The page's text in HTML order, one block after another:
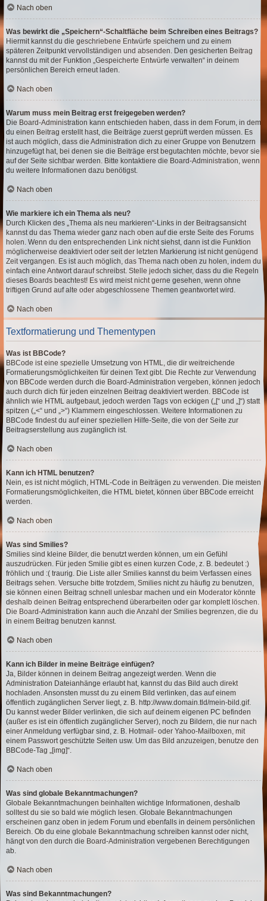
Nach oben
Was bewirkt die „Speichern“-Schaltfläche beim Schreiben eines Beitrags?
Hiermit kannst du die geschriebene Entwürfe speichern und zu einem
späteren Zeitpunkt vervollständigen und absenden. Den gesicherten Beitrag
kannst du mit der Funktion „Gespeicherte Entwürfe verwalten“ in deinem
persönlichen Bereich erneut laden.
Nach oben
Warum muss mein Beitrag erst freigegeben werden?
Die Board-Administration kann entschieden haben, dass in dem Forum, in dem
du einen Beitrag erstellt hast, die Beiträge zuerst geprüft werden müssen. Es
ist auch möglich, dass die Administration dich zu einer Gruppe von Benutzern
hinzugefügt hat, bei denen sie die Beiträge erst begutachten möchte, bevor sie
auf der Seite sichtbar werden. Bitte kontaktiere die Board-Administration, wenn
du weitere Informationen dazu benötigst.
Nach oben
Wie markiere ich ein Thema als neu?
Durch Klicken des „Thema als neu markieren“-Links in der Beitragsansicht
kannst du das Thema wieder ganz nach oben auf die erste Seite des Forums
holen. Wenn du den entsprechenden Link nicht siehst, dann ist die Funktion
möglicherweise deaktiviert oder seit der letzten Markierung ist nicht genügend
Zeit vergangen. Es ist auch möglich, das Thema nach oben zu holen, indem du
einfach eine Antwort darauf schreibst. Stelle jedoch sicher, dass du die Regeln
dieses Boards beachtest! Es wird meist nicht gerne gesehen, wenn ohne
triftigen Grund auf alte oder abgeschlossene Themen geantwortet wird.
Nach oben
Textformatierung und Thementypen
Was ist BBCode?
BBCode ist eine spezielle Umsetzung von HTML, die dir weitreichende
Formatierungsmöglichkeiten für deinen Text gibt. Die Rechte zur Verwendung
von BBCode werden durch die Board-Administration vergeben, können jedoch
auch durch dich für jeden einzelnen Beitrag deaktiviert werden. BBCode ist
ähnlich wie HTML aufgebaut, jedoch werden Tags von eckigen („[“ und „]“) statt
spitzen („<“ und „>“) Klammern eingeschlossen. Weitere Informationen zu
BBCode findest du auf einer speziellen Hilfe-Seite, die von der Seite zur
Beitragserstellung aus zugänglich ist.
Nach oben
Kann ich HTML benutzen?
Nein, es ist nicht möglich, HTML-Code in Beiträgen zu verwenden. Die meisten
Formatierungsmöglichkeiten, die HTML bietet, können über BBCode erreicht
werden.
Nach oben
Was sind Smilies?
Smilies sind kleine Bilder, die benutzt werden können, um ein Gefühl
auszudrücken. Für jeden Smilie gibt es einen kurzen Code, z. B. bedeutet :)
fröhlich und :( traurig. Die Liste aller Smilies kannst du beim Verfassen eines
Beitrags sehen. Versuche bitte trotzdem, Smilies nicht zu häufig zu benutzen,
sie können einen Beitrag schnell unlesbar machen und ein Moderator könnte
deshalb deinen Beitrag entsprechend überarbeiten oder gar komplett löschen.
Die Board-Administration kann auch die Anzahl der Smilies begrenzen, die du
in einem Beitrag benutzen kannst.
Nach oben
Kann ich Bilder in meine Beiträge einfügen?
Ja, Bilder können in deinem Beitrag angezeigt werden. Wenn die
Administration Dateianhänge erlaubt hat, kannst du das Bild auch direkt
hochladen. Ansonsten musst du zu einem Bild verlinken, das auf einem
öffentlich zugänglichen Server liegt, z. B. http://www.domain.tld/mein-bild.gif.
Du kannst weder Bilder verlinken, die sich auf deinem eigenen PC befinden
(außer es ist ein öffentlich zugänglicher Server), noch zu Bildern, die nur nach
einer Anmeldung verfügbar sind, z. B. Hotmail- oder Yahoo-Mailboxen, mit
einem Passwort geschützte Seiten usw. Um das Bild anzuzeigen, benutze den
BBCode-Tag „[img]“.
Nach oben
Was sind globale Bekanntmachungen?
Globale Bekanntmachungen beinhalten wichtige Informationen, deshalb
solltest du sie so bald wie möglich lesen. Globale Bekanntmachungen
erscheinen ganz oben in jedem Forum und ebenfalls in deinem persönlichen
Bereich. Ob du eine globale Bekanntmachung schreiben kannst oder nicht,
hängt von den durch die Board-Administration vergebenen Berechtigungen
ab.
Nach oben
Was sind Bekanntmachungen?